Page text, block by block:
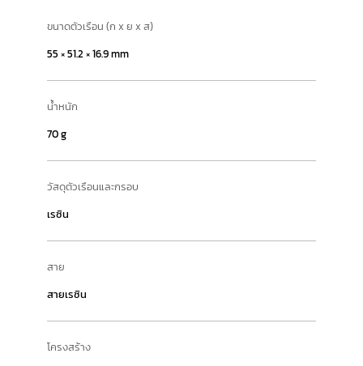
ขนาดตัวเรือน (ก x ย x ส)
55 × 51.2 × 16.9 mm
น้ำหนัก
70 g
วัสดุตัวเรือนและกรอบ
เรซิน
สาย
สายเรซิน
โครงสร้าง